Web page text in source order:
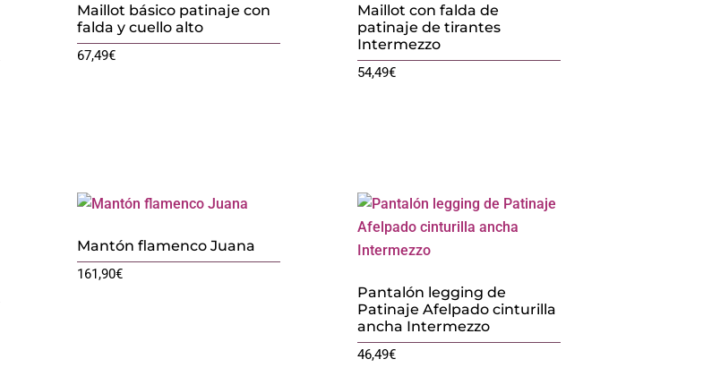
Maillot básico patinaje con
falda y cuello alto
67,49€
Maillot con falda de
patinaje de tirantes
Intermezzo
54,49€
Mantón flamenco Juana
161,90€
Pantalón legging de
Patinaje Afelpado cinturilla
ancha Intermezzo
46,49€